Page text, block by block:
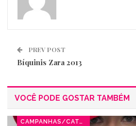
PREV POST
Bíquinis Zara 2013
VOCÊ PODE GOSTAR TAMBÉM
CAMPANHAS/CATÁLOGOS